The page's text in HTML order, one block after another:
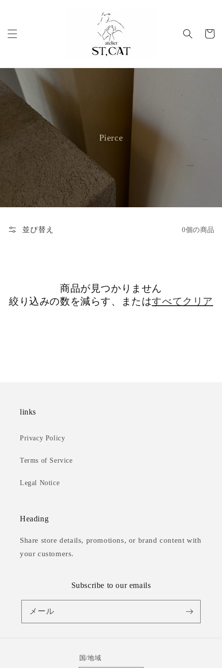
ー
Pierce
並び替え 0個の商品
商品が見つかりません
絞り込みの数を減らす、またはすべてクリア
links
Privacy Policy
Terms of Service
Legal Notice
Heading
Share store details, promotions, or brand content with
your customers.
Subscribe to our emails
メール
国/地域